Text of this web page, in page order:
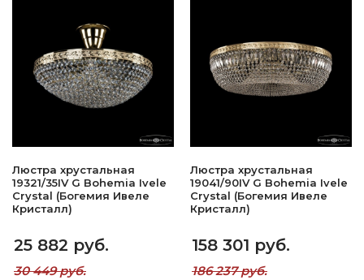
Люстра хрустальная
19321/35IV G Bohemia Ivele
Crystal (Богемия Ивеле
Кристалл)
25 882 руб.
30 449 руб.
Люстра хрустальная
19041/90IV G Bohemia Ivele
Crystal (Богемия Ивеле
Кристалл)
158 301 руб.
186 237 руб.